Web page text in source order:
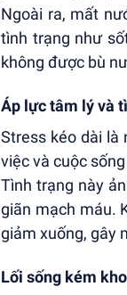
Ngoài ra, mất
tình trạng như
không được bù
Áp lực tâm lý và
Stress kéo dài là
việc và cuộc
Tình trạng này
giãn mạch máu.
giảm xuống, gây
Lối sống kém